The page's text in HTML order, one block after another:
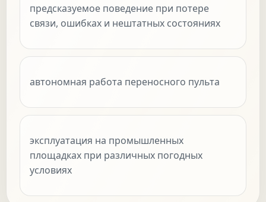
предсказуемое поведение при потере
связи, ошибках и нештатных состояниях
автономная работа переносного пульта
эксплуатация на промышленных
площадках при различных погодных
условиях